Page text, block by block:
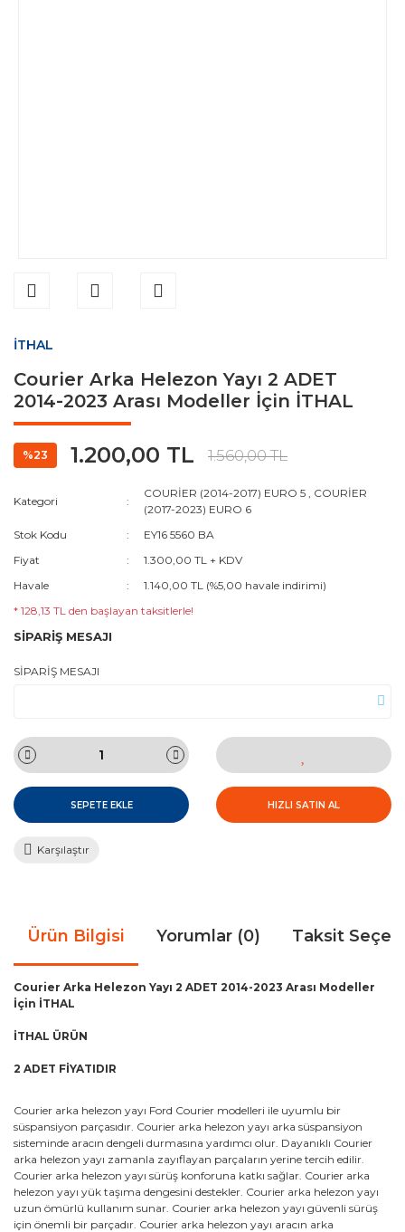
İTHAL
Courier Arka Helezon Yayı 2 ADET
2014-2023 Arası Modeller İçin İTHAL
%23 1.200,00 TL 1.560,00 TL
Kategori
COURİER (2014-2017) EURO 5 , COURİER
(2017-2023) EURO 6
Stok Kodu
EY16 5560 BA
Fiyat
1.300,00 TL + KDV
Havale
1.140,00 TL (%5,00 havale indirimi)
* 128,13 TL den başlayan taksitlerle!
SİPARİŞ MESAJI
SİPARİŞ MESAJI
SEPETE EKLE HIZLI SATIN AL
Karşılaştır
Ürün Bilgisi Yorumlar (0) Taksit
Courier Arka Helezon Yayı 2 ADET 2014-2023 Arası Modeller
İçin İTHAL
İTHAL ÜRÜN
2 ADET FİYATIDIR
Courier arka helezon yayı Ford Courier modelleri ile uyumlu bir
süspansiyon parçasıdır. Courier arka helezon yayı arka süspansiyon
sisteminde aracın dengeli durmasına yardımcı olur. Dayanıklı Courier
arka helezon yayı zamanla zayıflayan parçaların yerine tercih edilir.
Courier arka helezon yayı sürüş konforuna katkı sağlar. Courier arka
helezon yayı yük taşıma dengesini destekler. Courier arka helezon yayı
uzun ömürlü kullanım sunar. Courier arka helezon yayı güvenli sürüş
için önemli bir parçadır. Courier arka helezon yayı aracın arka